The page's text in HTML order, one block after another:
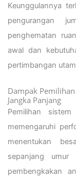
Keunggulannya
pengurangan
penghematan
awal dan
pertimbangan
Dampak
Jangka Panjang
Pemilihan
memengaruhi
menentukan
sepanjang umur
pembengkakan